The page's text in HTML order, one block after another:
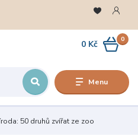
Menu
0
0 Kč
50 druhů zvířat ze zoo